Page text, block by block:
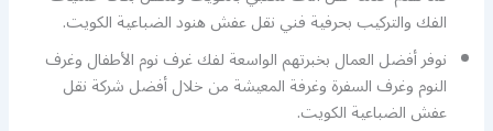
الفك والتركيب بحرفية فني نقل عفش هنود الضباعية الكويت.
نوفر أفضل العمال بخبرتهم الواسعة لفك غرف نوم الأطفال وغرف
النوم وغرف السفرة وغرفة المعيشة من خلال أفضل شركة نقل
عفش الضباعية الكويت.